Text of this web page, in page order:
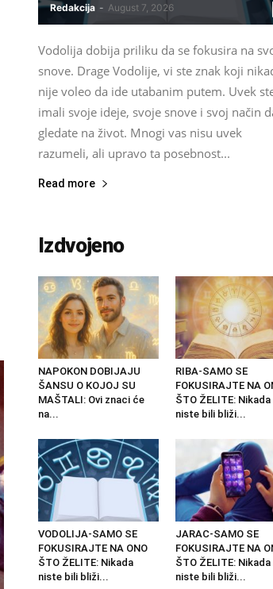
Redakcija - August 7, 2026
Vodolija dobija priliku da se fokusira na
snove. Drage Vodolije, vi ste znak koji
nije voleo da ide utabanim putem. Uvek
imali svoje ideje, svoje snove i svoj način
gledate na život. Mnogi vas nisu uvek
razumeli, ali upravo ta posebnost...
Read more
Izdvojeno
NAPOKON DOBIJAJU
ŠANSU O KOJOJ SU
MAŠTALI: Ovi znaci će
na...
RIBA-SAMO SE
FOKUSIRAJTE NA
ŠTO ŽELITE: Nikada
niste bili bliži...
VODOLIJA-SAMO SE
FOKUSIRAJTE NA ONO
ŠTO ŽELITE: Nikada
niste bili bliži...
JARAC-SAMO SE
FOKUSIRAJTE NA
ŠTO ŽELITE: Nikada
niste bili bliži...